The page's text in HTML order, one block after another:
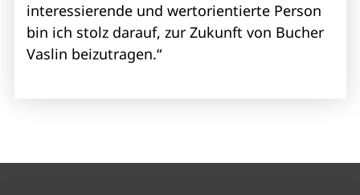
interessierende und wertorientierte Person
bin ich stolz darauf, zur Zukunft von Bucher
Vaslin beizutragen.“